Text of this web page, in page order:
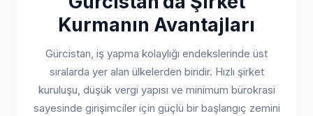
Kurmanın Avantajları
Gürcistan, iş yapma kolaylığı endekslerinde üst
sıralarda yer alan ülkelerden biridir. Hızlı şirket
kuruluşu, düşük vergi yapısı ve minimum bürokrasi
sayesinde girişimciler için güçlü bir başlangıç zemini